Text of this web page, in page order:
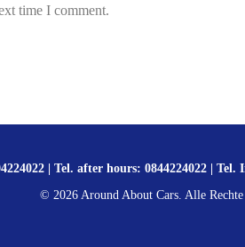
time I comment.
| Tel. after hours: 0844224022 | Tel.
© 2026Around About Cars. Alle Rechte